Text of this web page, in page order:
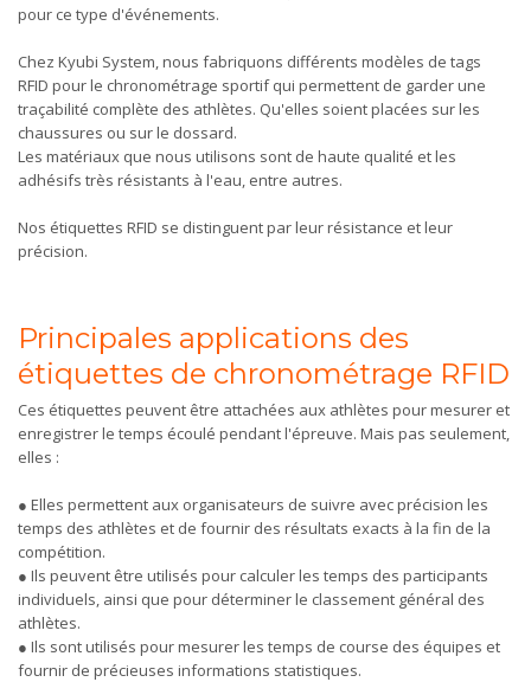
pour ce type d'événements.
Chez Kyubi System, nous fabriquons différents modèles de tags
RFID pour le chronométrage sportif qui permettent de garder une
traçabilité complète des athlètes. Qu'elles soient placées sur les
chaussures ou sur le dossard.
Les matériaux que nous utilisons sont de haute qualité et les
adhésifs très résistants à l'eau, entre autres.
Nos étiquettes RFID se distinguent par leur résistance et leur
précision.
Principales applications des
étiquettes de chronométrage RFID
Ces étiquettes peuvent être attachées aux athlètes pour mesurer et
enregistrer le temps écoulé pendant l'épreuve. Mais pas seulement,
elles :
● Elles permettent aux organisateurs de suivre avec précision les
temps des athlètes et de fournir des résultats exacts à la fin de la
compétition.
● Ils peuvent être utilisés pour calculer les temps des participants
individuels, ainsi que pour déterminer le classement général des
athlètes.
● Ils sont utilisés pour mesurer les temps de course des équipes et
fournir de précieuses informations statistiques.